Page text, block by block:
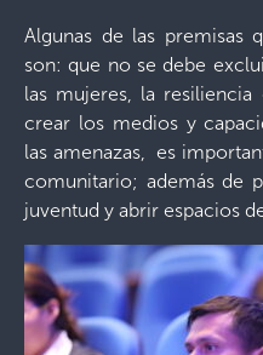
Algunas de las premisas
son: que no se debe
las mujeres, la
crear los medios y
las amenazas, es
comunitario; además de
juventud y abrir espacios